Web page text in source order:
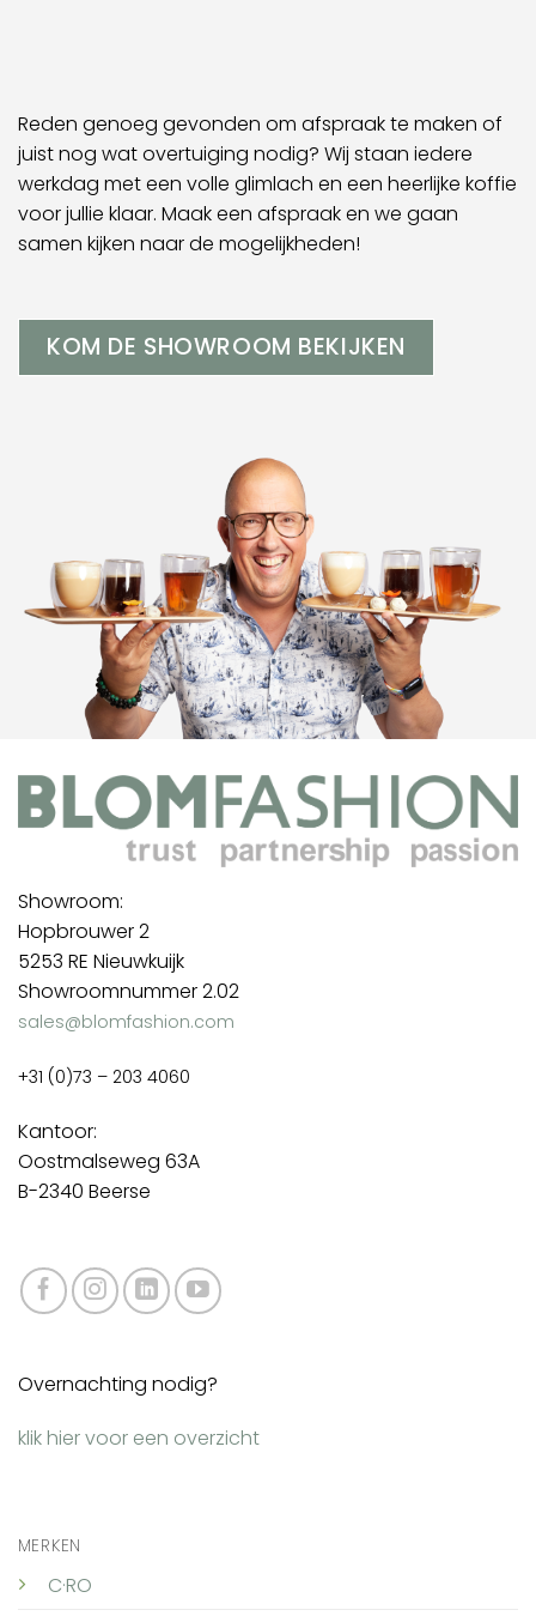
Reden genoeg gevonden om afspraak te maken of
juist nog wat overtuiging nodig? Wij staan iedere
werkdag met een volle glimlach en een heerlijke koffie
voor jullie klaar. Maak een afspraak en we gaan
samen kijken naar de mogelijkheden!
KOM DE SHOWROOM BEKIJKEN
Showroom:
Hopbrouwer 2
5253 RE Nieuwkuijk
Showroomnummer 2.02
sales@blomfashion.com
+31 (0)73 – 203 4060
Kantoor:
Oostmalseweg 63A
B-2340 Beerse
MERKEN
C·RO
Overnachting nodig?
klik hier voor een overzicht